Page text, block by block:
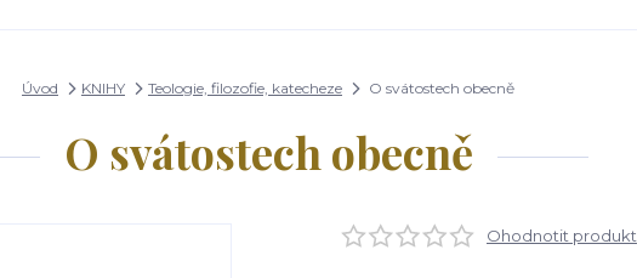
Úvod KNIHY Teologie, filozofie, katecheze O svátostech obecně
O svátostech obecně
Ohodnotit produkt